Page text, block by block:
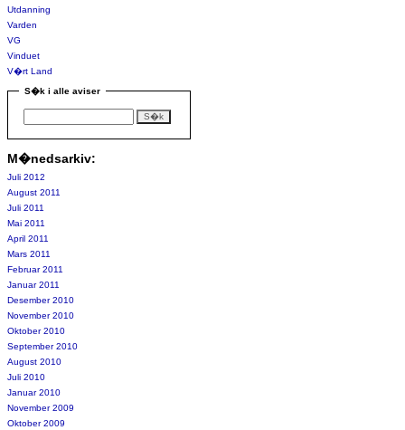
Utdanning
Varden
VG
Vinduet
V�rt Land
S�k i alle aviser
M�nedsarkiv:
Juli 2012
August 2011
Juli 2011
Mai 2011
April 2011
Mars 2011
Februar 2011
Januar 2011
Desember 2010
November 2010
Oktober 2010
September 2010
August 2010
Juli 2010
Januar 2010
November 2009
Oktober 2009